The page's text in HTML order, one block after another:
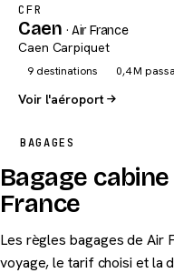
CFR
Caen · Air France
Caen Carpiquet
9 destinations 0,4 M
Voir l'aéroport
BAGAGES
Bagage
France
Les règles bagages de Air
voyage, le tarif choisi et la